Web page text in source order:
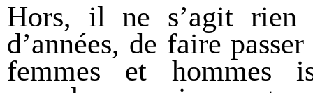
Hors, il ne s’agit rien
d’années, de faire
femmes et hommes